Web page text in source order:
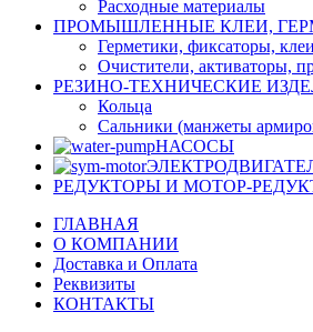
Расходные материалы
ПРОМЫШЛЕННЫЕ КЛЕИ,
Герметики, фиксаторы, клеи
Очистители, активаторы,
РЕЗИНО-ТЕХНИЧЕСКИЕ
Кольца
Сальники (манжеты
НАСОСЫ
РЕДУКТОРЫ И МОТОР-
ГЛАВНАЯ
О КОМПАНИИ
Доставка и Оплата
Реквизиты
КОНТАКТЫ